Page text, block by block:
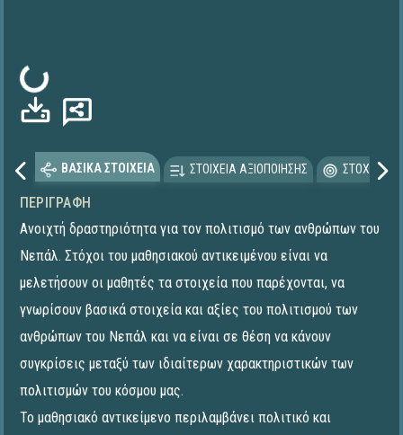
Φόρτωση...
ΒΑΣΙΚΑ ΣΤΟΙΧΕΙΑ ΣΤΟΙΧΕΙΑ ΑΞΙΟΠΟΙΗΣΗΣ
ΠΕΡΙΓΡΑΦΉ
Ανοιχτή δραστηριότητα για τον πολιτισμό των ανθρώπων του
Νεπάλ. Στόχοι του μαθησιακού αντικειμένου είναι να
μελετήσουν οι μαθητές τα στοιχεία που παρέχονται, να
γνωρίσουν βασικά στοιχεία και αξίες του πολιτισμού των
ανθρώπων του Νεπάλ και να είναι σε θέση να κάνουν
συγκρίσεις μεταξύ των ιδιαίτερων χαρακτηριστικών των
πολιτισμών του κόσμου μας.
Το μαθησιακό αντικείμενο περιλαμβάνει πολιτικό και